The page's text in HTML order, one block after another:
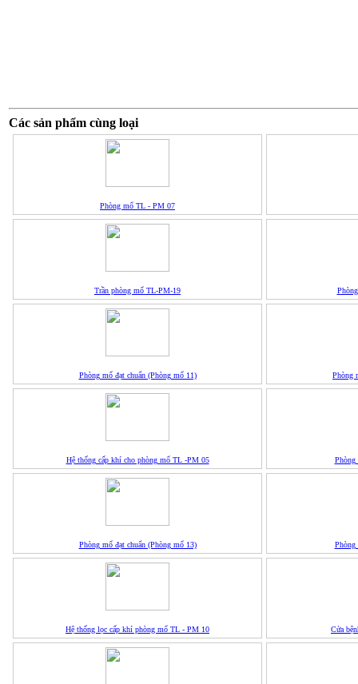
Các sản phẩm cùng loại
Phòng mổ TL - PM 07
Trần phòng mổ TL-PM-19
Phòng mổ đạt chuẩn (Phòng mổ 11) Phòng
Hệ thống cấp khí cho phòng mổ TL -PM 05 Phòng
Phòng mổ đạt chuẩn (Phòng mổ 13) Phòng
Hệ thống lọc cấp khí phòng mổ TL - PM 10 Cửa